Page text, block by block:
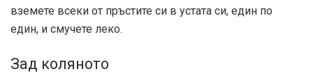
вземете всеки от пръстите си в устата си, един по
един, и смучете леко.
Зад коляното